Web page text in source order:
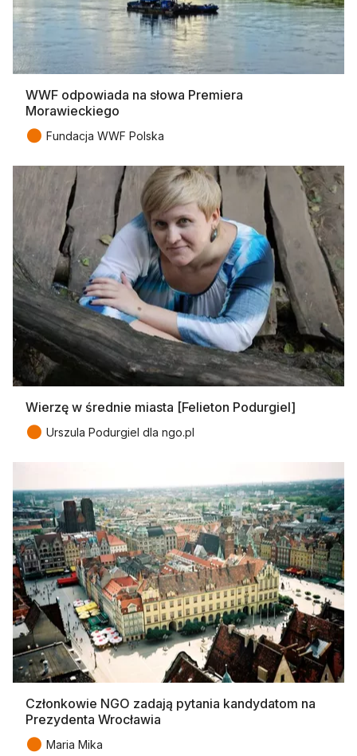
WWF odpowiada na słowa Premiera
Morawieckiego
● Fundacja WWF Polska
Wierzę w średnie miasta [Felieton Podurgiel]
● Urszula Podurgiel dla ngo.pl
Członkowie NGO zadają pytania kandydatom na
Prezydenta Wrocławia
● Maria Mika